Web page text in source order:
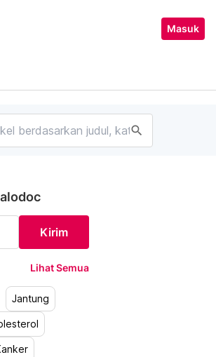
Masuk
search
Kirim
Lihat Semua
Jantung